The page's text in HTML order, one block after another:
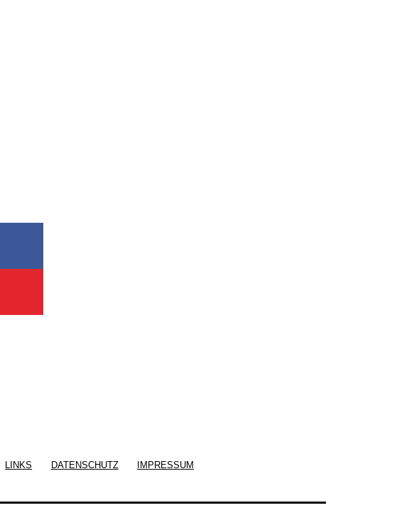
LINKS DATENSCHUTZ IMPRESSUM